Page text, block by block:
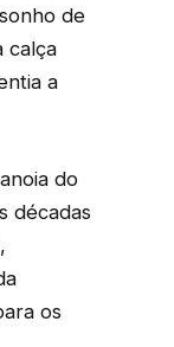
de
calça
a
do
décadas
os